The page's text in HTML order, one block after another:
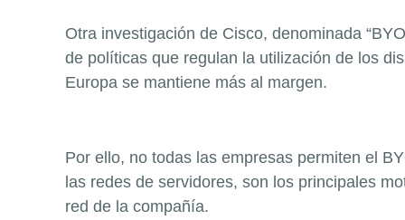
Otra investigación de Cisco, denominada
de políticas que regulan la utilización de los
Europa se mantiene más al margen.
Por ello, no todas las empresas permiten el
las redes de servidores, son los principales
red de la compañía.